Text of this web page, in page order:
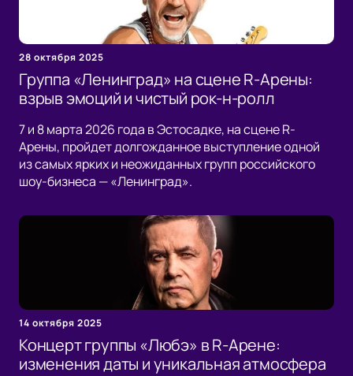
28 октября 2025
Группа «Ленинград» на сцене R-Арены:
взрыв эмоций и чистый рок-н-ролл
7 и 8 марта 2026 года в Эстосадке, на сцене R-
Арены, пройдет долгожданное выступление одной
из самых ярких и неожиданных групп российского
шоу-бизнеса — «Ленинград».
14 октября 2025
Концерт группы «Любэ» в R-Арене:
изменения даты и уникальная атмосфера